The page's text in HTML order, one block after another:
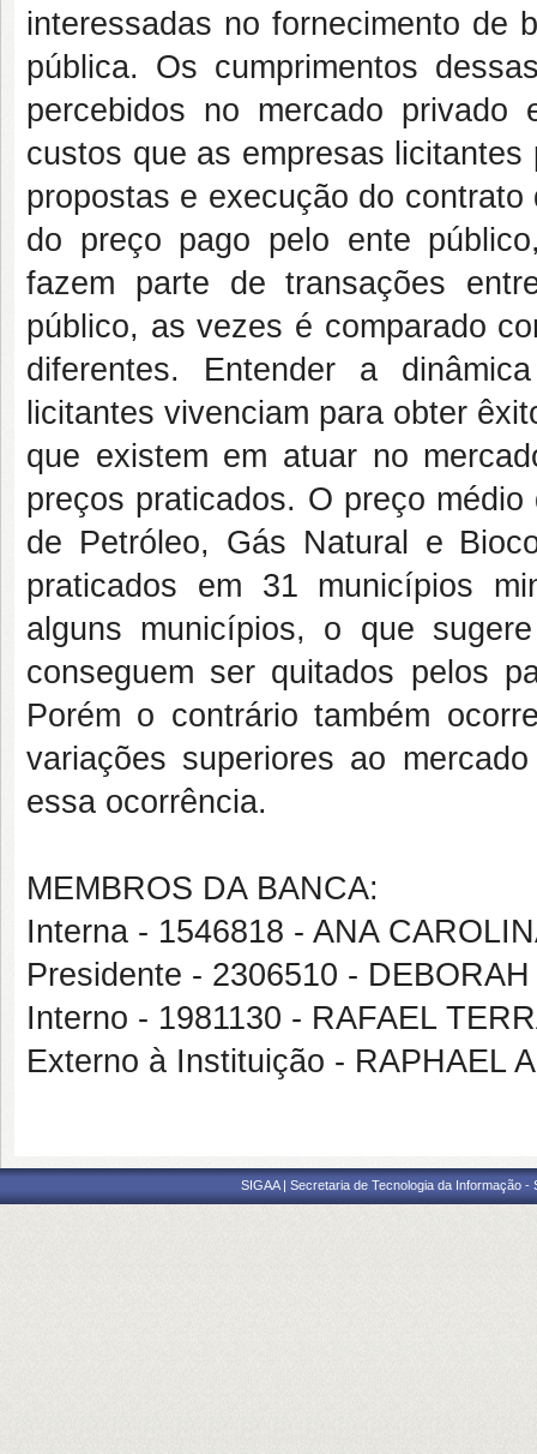
interessadas no fornecimento de
pública. Os cumprimentos
percebidos no mercado
custos que as empresas
propostas e execução do
do preço pago pelo ente
fazem parte de transações
público, as vezes é comparado
diferentes. Entender a
licitantes vivenciam para obter
que existem em atuar no
preços praticados. O preço
de Petróleo, Gás Natural e
praticados em 31 municípios
alguns municípios, o que
conseguem ser quitados pelos
Porém o contrário também
variações superiores ao
essa ocorrência.
MEMBROS DA BANCA:
Interna - 1546818 - ANA
Presidente - 2306510 -
Interno - 1981130 - RAFAEL
Externo à Instituição - RAPHAEL
SIGAA | Secretaria de Tecnologia da Informação